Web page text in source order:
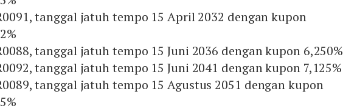
tanggal jatuh tempo 15 April 2032 dengan kupon
tanggal jatuh tempo 15 Juni 2036 dengan kupon 6,250%
tanggal jatuh tempo 15 Juni 2041 dengan kupon 7,125%
tanggal jatuh tempo 15 Agustus 2051 dengan kupon